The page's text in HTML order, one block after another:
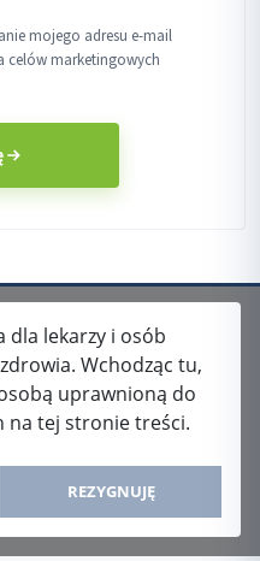
mojego adresu e-mail
celów marketingowych
dla lekarzy i osób
Wchodząc tu,
uprawnioną do
na tej stronie treści.
REZYGNUJĘ